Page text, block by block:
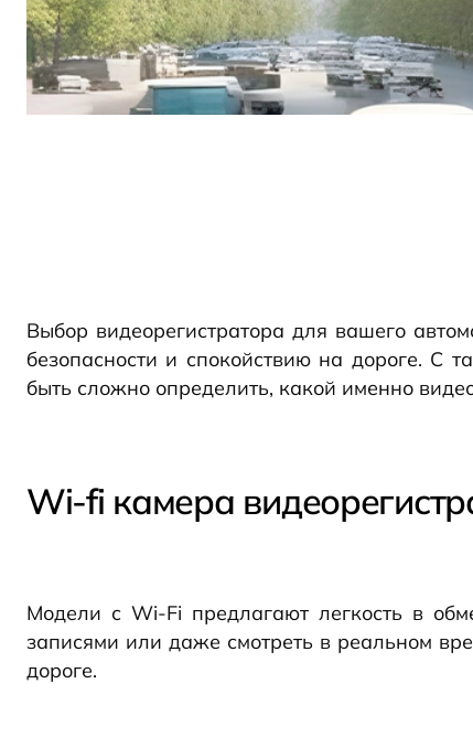
Выбор видеорегистратора для вашего
безопасности и спокойствию на дороге. С
быть сложно определить, какой именно
Wi-fi камера
Модели с Wi-Fi предлагают легкость в
записями или даже смотреть в реальном
дороге.